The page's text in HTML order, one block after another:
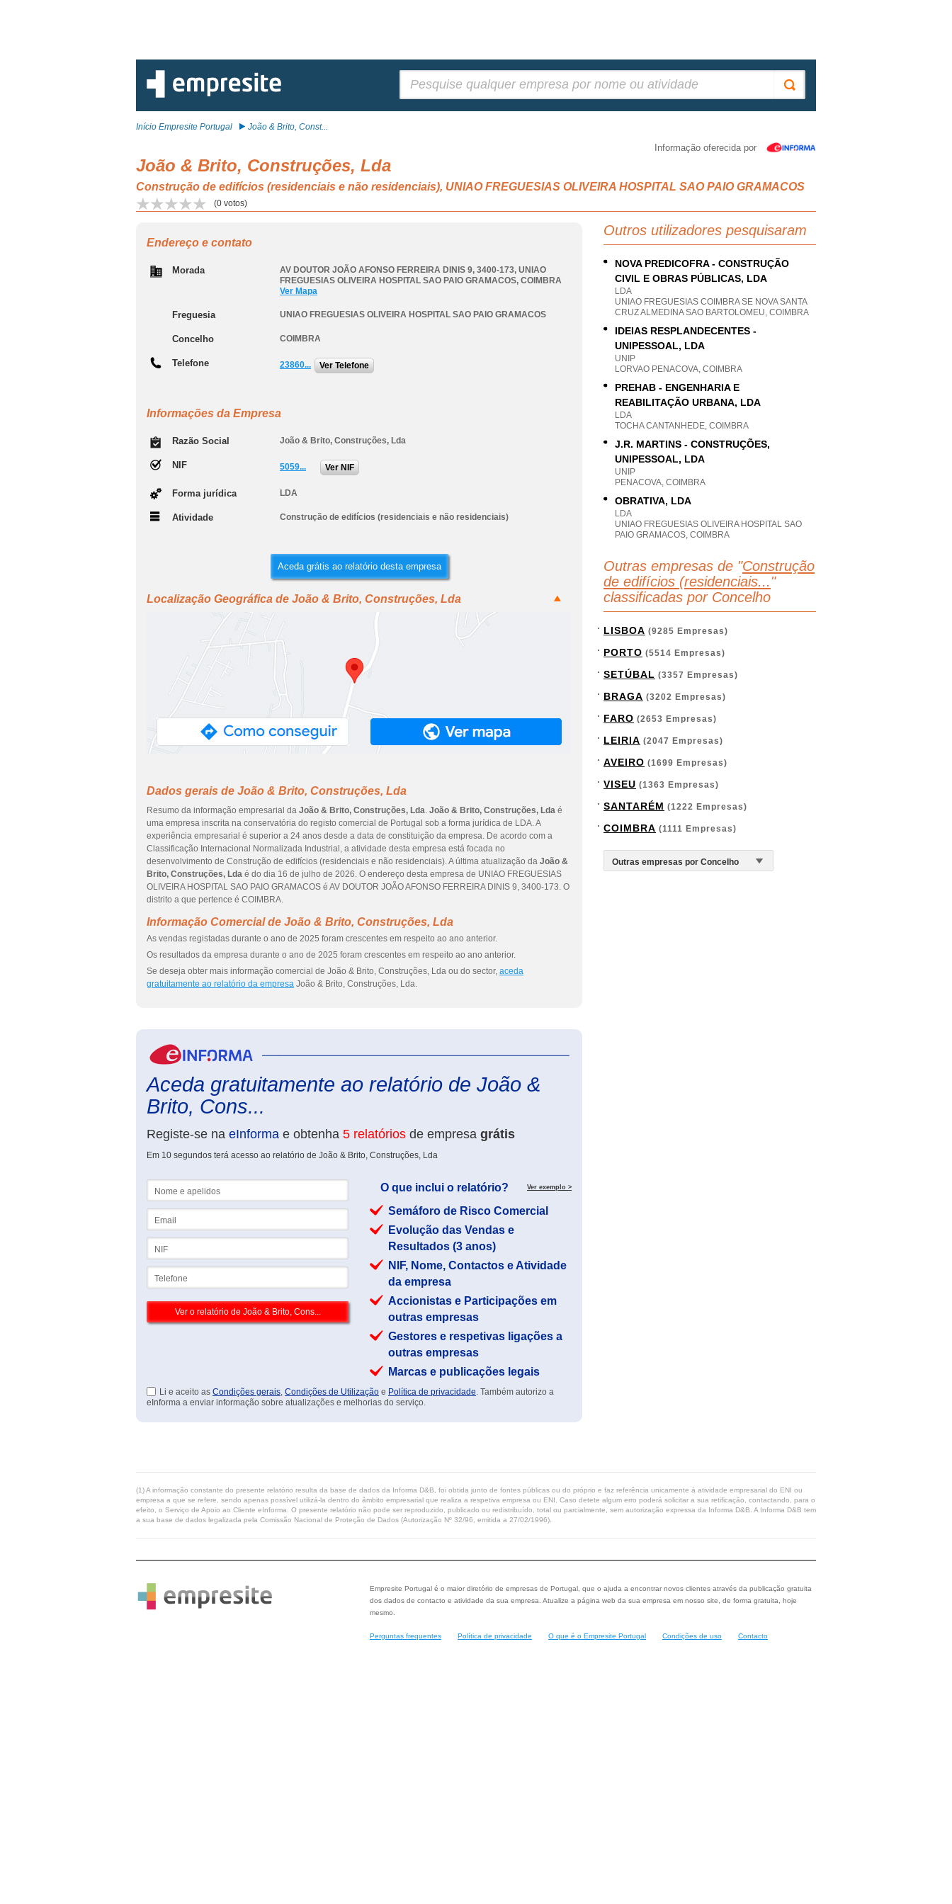
Início Empresite Portugal João & Brito, Const...
Informação oferecida por
João & Brito, Construções, Lda
Construção de edifícios (residenciais e não residenciais), UNIAO FREGUESIAS OLIVEIRA HOSPITAL SAO PAIO GRAMACOS
(0 votos)
Endereço e contato
Morada AV DOUTOR JOÃO AFONSO FERREIRA DINIS 9, 3400-173, UNIAO
FREGUESIAS OLIVEIRA HOSPITAL SAO PAIO GRAMACOS, COIMBRA
Ver Mapa
Freguesia UNIAO FREGUESIAS OLIVEIRA HOSPITAL SAO PAIO GRAMACOS
Concelho COIMBRA
Telefone 23860... Ver Telefone
Informações da Empresa
Razão Social João & Brito, Construções, Lda
NIF 5059... Ver NIF
Forma jurídica LDA
Atividade Construção de edifícios (residenciais e não residenciais)
Aceda grátis ao relatório desta empresa
Localização Geográfica de João & Brito, Construções, Lda
Dados gerais de João & Brito, Construções, Lda
Resumo da informação empresarial da João & Brito, Construções, Lda. João & Brito, Construções, Lda é
uma empresa inscrita na conservatória do registo comercial de Portugal sob a forma jurídica de LDA. A
experiência empresarial é superior a 24 anos desde a data de constituição da empresa. De acordo com a
Classificação Internacional Normalizada Industrial, a atividade desta empresa está focada no
desenvolvimento de Construção de edifícios (residenciais e não residenciais). A última atualização da João &
Brito, Construções, Lda é do dia 16 de julho de 2026. O endereço desta empresa de UNIAO FREGUESIAS
OLIVEIRA HOSPITAL SAO PAIO GRAMACOS é AV DOUTOR JOÃO AFONSO FERREIRA DINIS 9, 3400-173. O
distrito a que pertence é COIMBRA.
Informação Comercial de João & Brito, Construções, Lda
As vendas registadas durante o ano de 2025 foram crescentes em respeito ao ano anterior.
Os resultados da empresa durante o ano de 2025 foram crescentes em respeito ao ano anterior.
Se deseja obter mais informação comercial de João & Brito, Construções, Lda ou do sector, aceda
gratuitamente ao relatório da empresa João & Brito, Construções, Lda.
Aceda gratuitamente ao relatório de João &
Brito, Cons...
Registe-se na eInforma e obtenha 5 relatórios de empresa grátis
Em 10 segundos terá acesso ao relatório de João & Brito, Construções, Lda
O que inclui o relatório? Ver exemplo >
Semáforo de Risco Comercial
Evolução das Vendas e
Resultados (3 anos)
NIF, Nome, Contactos e Atividade
da empresa
Accionistas e Participações em
outras empresas
Gestores e respetivas ligações a
outras empresas
Marcas e publicações legais
Li e aceito as Condições gerais, Condições de Utilização e Política de privacidade. Também autorizo a
eInforma a enviar informação sobre atualizações e melhorias do serviço.
Outros utilizadores pesquisaram
NOVA PREDICOFRA - CONSTRUÇÃO
CIVIL E OBRAS PÚBLICAS, LDA
LDA
UNIAO FREGUESIAS COIMBRA SE NOVA SANTA
CRUZ ALMEDINA SAO BARTOLOMEU, COIMBRA
IDEIAS RESPLANDECENTES -
UNIPESSOAL, LDA
UNIP
LORVAO PENACOVA, COIMBRA
PREHAB - ENGENHARIA E
REABILITAÇÃO URBANA, LDA
LDA
TOCHA CANTANHEDE, COIMBRA
J.R. MARTINS - CONSTRUÇÕES,
UNIPESSOAL, LDA
UNIP
PENACOVA, COIMBRA
OBRATIVA, LDA
LDA
UNIAO FREGUESIAS OLIVEIRA HOSPITAL SAO
PAIO GRAMACOS, COIMBRA
Outras empresas de "Construção
de edifícios (residenciais... "
classificadas por Concelho
LISBOA (9285 Empresas)
PORTO (5514 Empresas)
SETÚBAL (3357 Empresas)
BRAGA (3202 Empresas)
FARO (2653 Empresas)
LEIRIA (2047 Empresas)
AVEIRO (1699 Empresas)
VISEU (1363 Empresas)
SANTARÉM (1222 Empresas)
COIMBRA (1111 Empresas)
(1) A informação constante do presente relatório resulta da base de dados da Informa D&B, foi obtida junto de fontes públicas ou do próprio e faz referência unicamente à atividade empresarial do ENI ou
empresa a que se refere, sendo apenas possível utilizá-la dentro do âmbito empresarial que realiza a respetiva empresa ou ENI. Caso detete algum erro poderá solicitar a sua retificação, contactando, para o
efeito, o Serviço de Apoio ao Cliente eInforma. O presente relatório não pode ser reproduzido, publicado ou redistribuído, total ou parcialmente, sem autorização expressa da Informa D&B. A Informa D&B tem
a sua base de dados legalizada pela Comissão Nacional de Proteção de Dados (Autorização Nº 32/96, emitida a 27/02/1996).
Empresite Portugal é o maior diretório de empresas de Portugal, que o ajuda a encontrar novos clientes através da publicação gratuita
dos dados de contacto e atividade da sua empresa. Atualize a página web da sua empresa em nosso site, de forma gratuita, hoje
mesmo.
Perguntas frequentes Política de privacidade O que é o Empresite Portugal Condições de uso Contacto